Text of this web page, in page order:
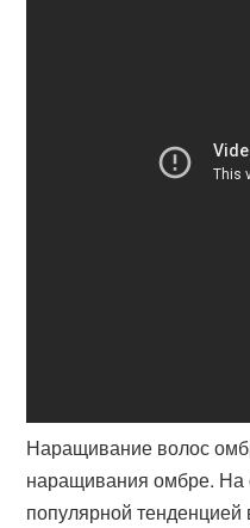
Наращивание волос
наращивания омбре. На
популярной